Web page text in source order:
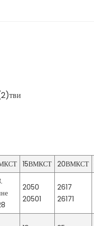
15ВМКСТ 20ВМКСТ
2050
20501
2617
26171